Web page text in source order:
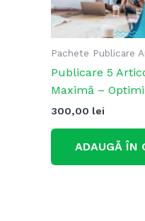
Pachete Publicare
Publicare 5
Maximă –
300,00 lei
ADAUGĂ ÎN